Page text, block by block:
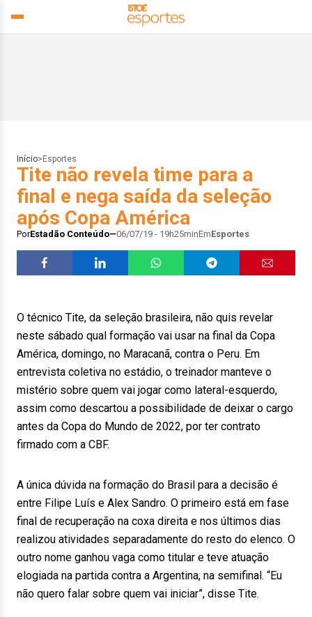
Início> Esportes
Tite não revela time para a
final e nega saída da seleção
após Copa América
PorEstadão Conteúdo 06/07/19 - 19h25minEmEsportes
O técnico Tite, da seleção brasileira, não quis revelar
neste sábado qual formação vai usar na final da Copa
América, domingo, no Maracanã, contra o Peru. Em
entrevista coletiva no estádio, o treinador manteve o
mistério sobre quem vai jogar como lateral-esquerdo,
assim como descartou a possibilidade de deixar o cargo
antes da Copa do Mundo de 2022, por ter contrato
firmado com a CBF.
A única dúvida na formação do Brasil para a decisão é
entre Filipe Luís e Alex Sandro. O primeiro está em fase
final de recuperação na coxa direita e nos últimos dias
realizou atividades separadamente do resto do elenco. O
outro nome ganhou vaga como titular e teve atuação
elogiada na partida contra a Argentina, na semifinal. “Eu
não quero falar sobre quem vai iniciar”, disse Tite.